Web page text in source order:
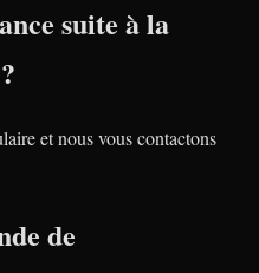
suite à la
et nous vous contactons
de